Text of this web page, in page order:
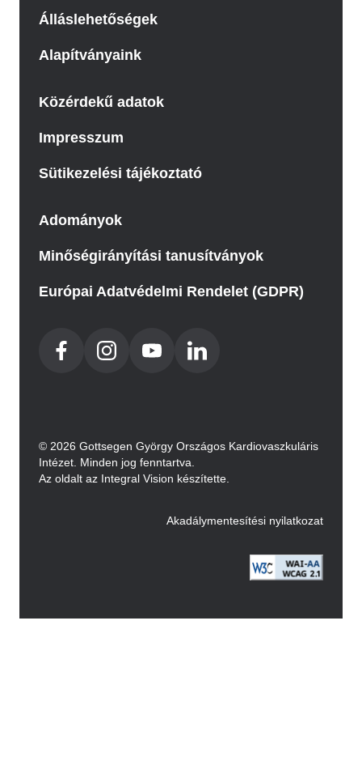
Álláslehetőségek
Alapítványaink
Közérdekű adatok
Impresszum
Sütikezelési tájékoztató
Adományok
Minőségirányítási tanusítványok
Európai Adatvédelmi Rendelet (GDPR)
© 2026 Gottsegen György Országos Kardiovaszkuláris
Intézet. Minden jog fenntartva.
Az oldalt az Integral Vision készítette.
Akadálymentesítési nyilatkozat
Image